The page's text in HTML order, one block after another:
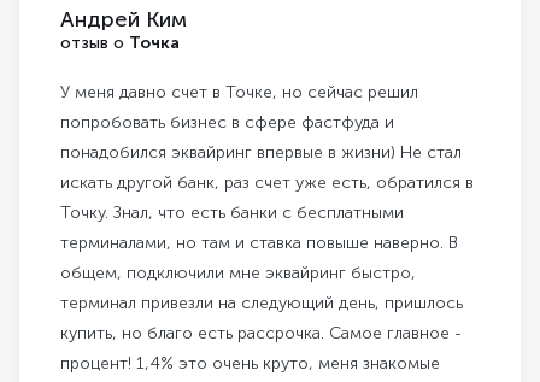
Андрей Ким
отзыв о Точка
У меня давно счет в Точке, но сейчас решил
попробовать бизнес в сфере фастфуда и
понадобился эквайринг впервые в жизни) Не стал
искать другой банк, раз счет уже есть, обратился в
Точку. Знал, что есть банки с бесплатными
терминалами, но там и ставка повыше наверно. В
общем, подключили мне эквайринг быстро,
терминал привезли на следующий день, пришлось
купить, но благо есть рассрочка. Самое главное -
процент! 1,4% это очень круто, меня знакомые